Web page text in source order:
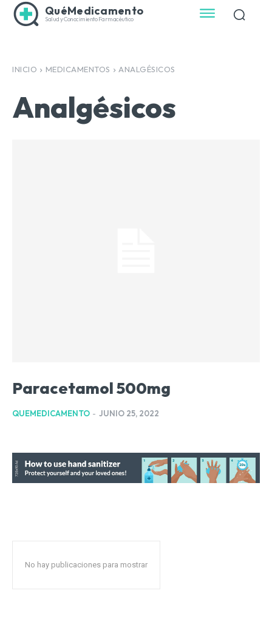
QuéMedicamento
Salud y Conocimiento Farmacéutico
INICIO MEDICAMENTOS ANALGÉSICOS
Analgésicos
Paracetamol 500mg
QUEMEDICAMENTO - JUNIO 25, 2022
No hay publicaciones para mostrar